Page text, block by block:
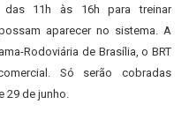
das 11h às 16h para treinar
aparecer no sistema. A
Rodoviária de Brasília, o BRT
Só serão cobradas
de junho.